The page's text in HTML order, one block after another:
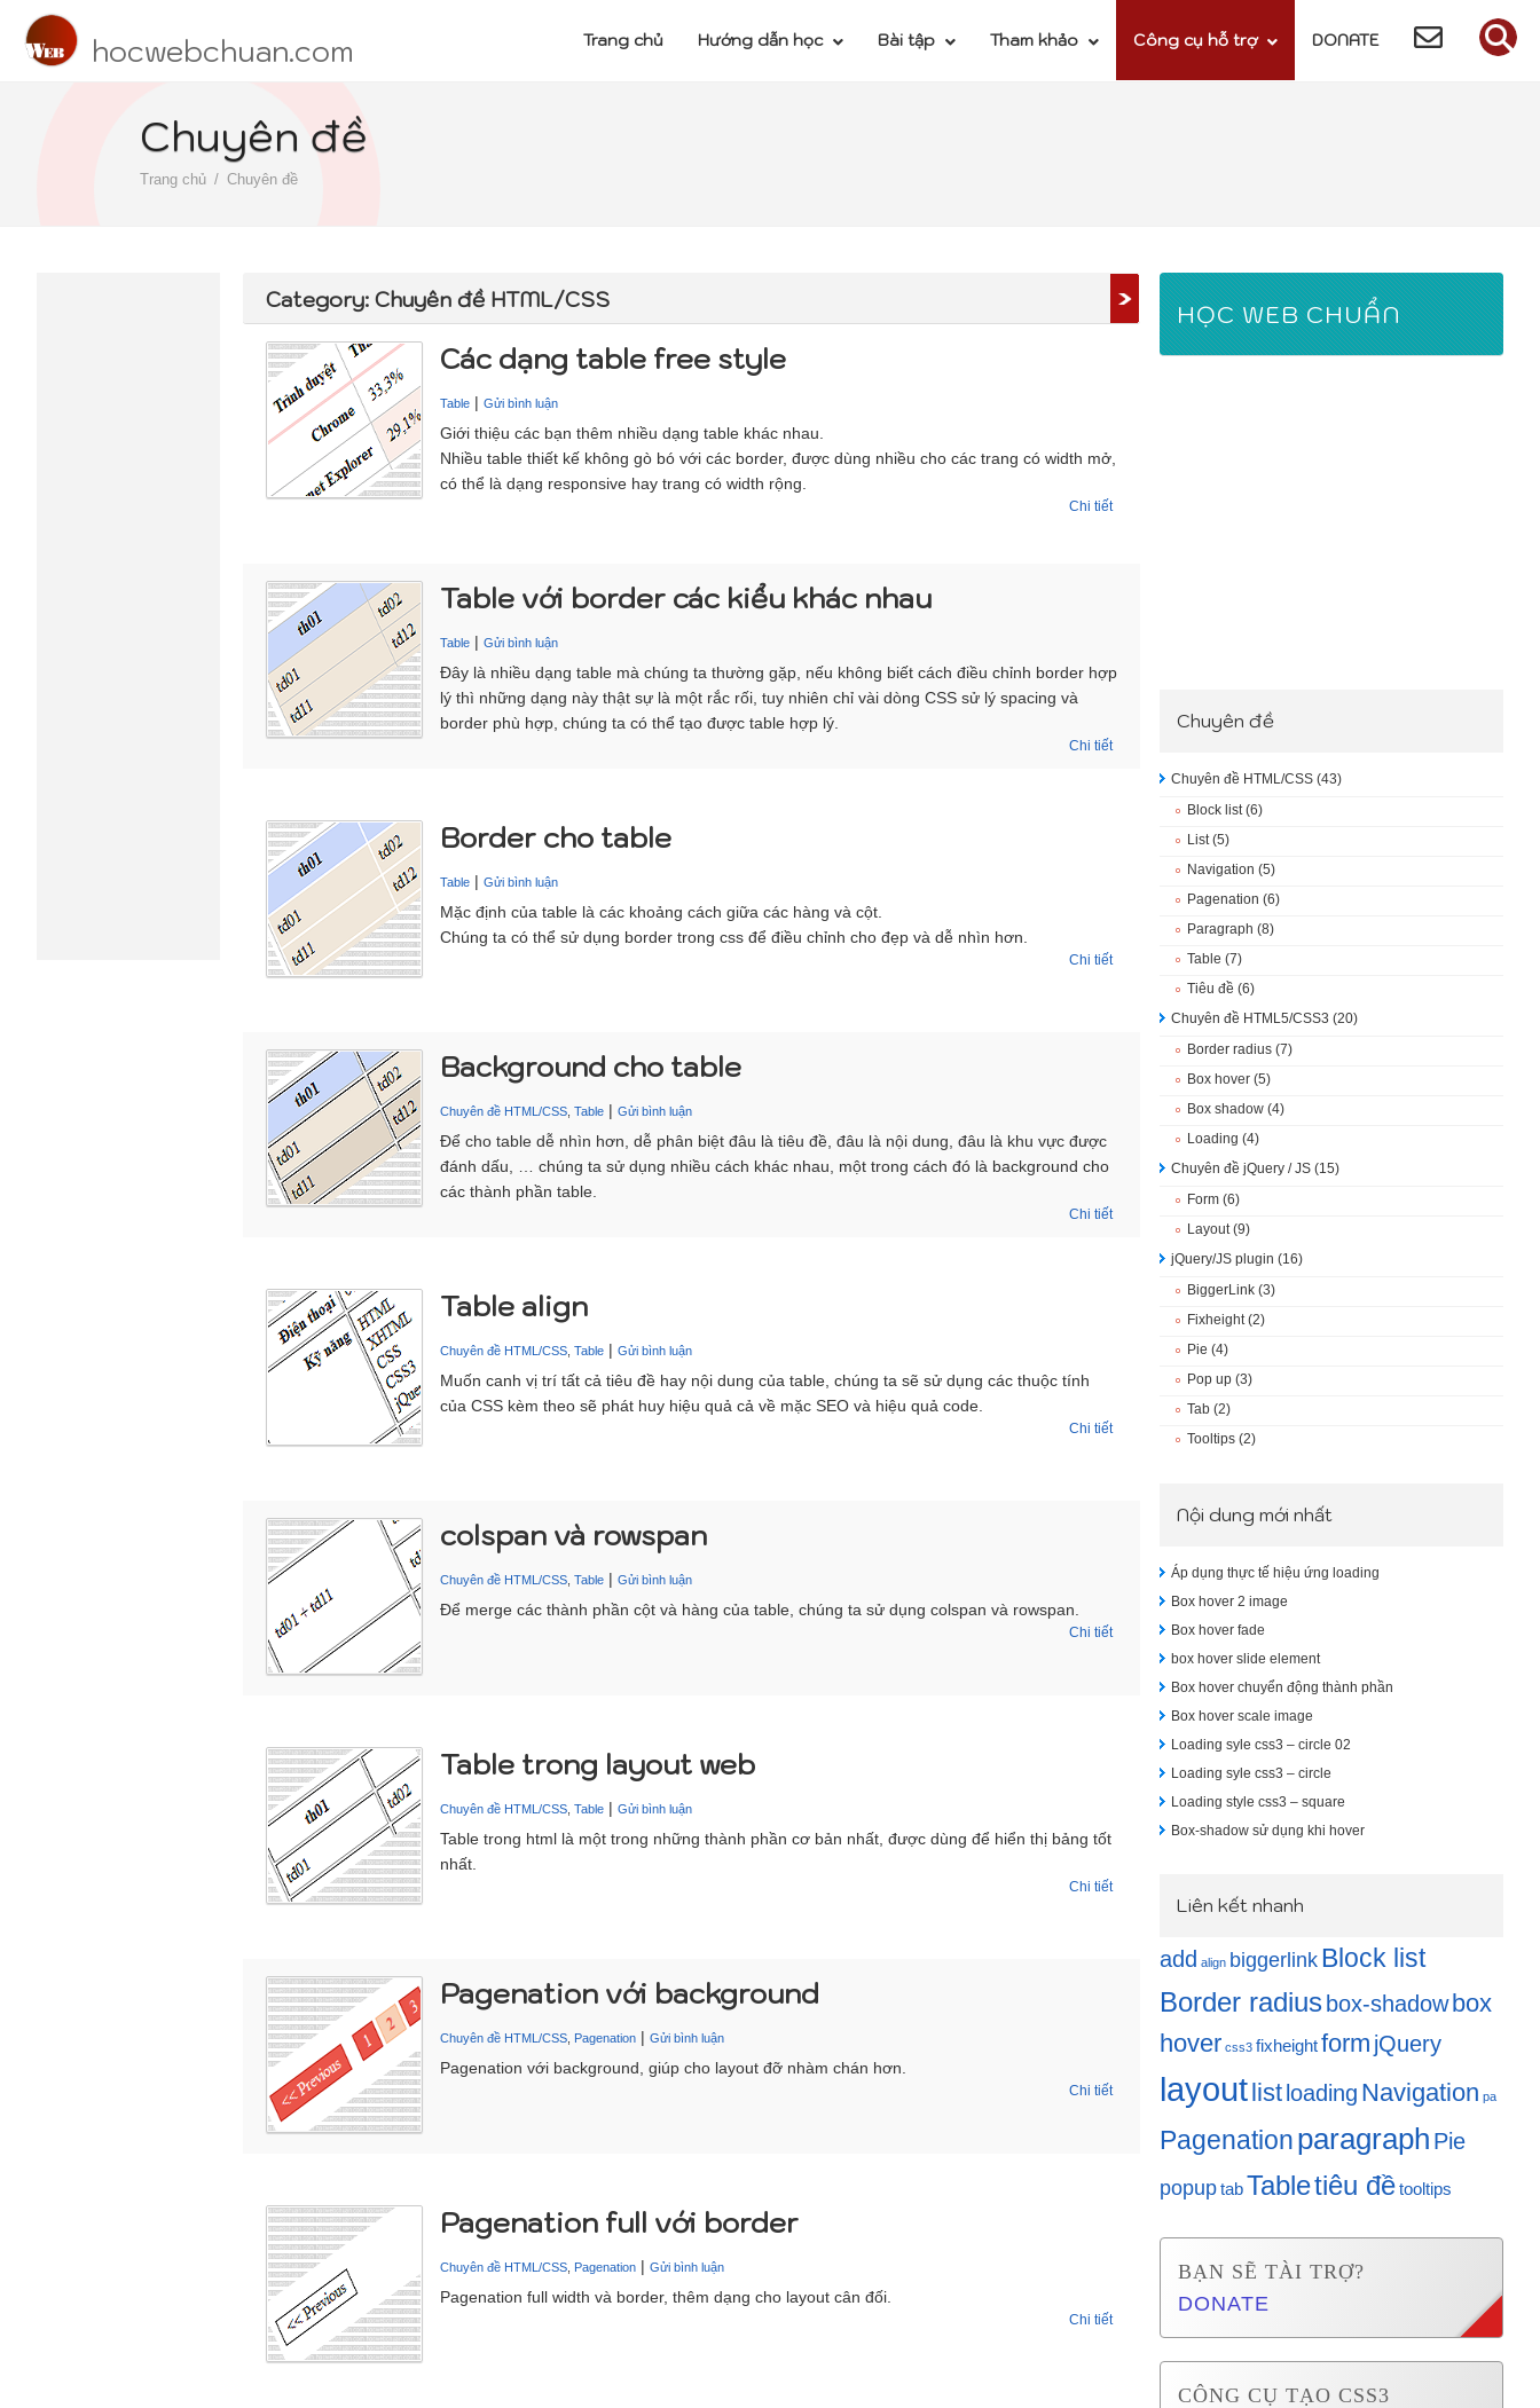
hocwebchuan.com Trang chủ Hướng dẫn học Bài tập Tham khảo Công cụ hỗ trợ DONATE
Chuyên đề
Trang chủ Chuyên đề
HỌC WEB CHUẨN
Chuyên đề
Chuyên đề HTML/CSS (43)
Block list(6)
List(5)
Navigation (5)
Pagenation (6)
Paragraph (8)
Table (7)
Tiêu đề (6)
Chuyên đề HTML5/CSS3 (20)
Border radius (7)
Box hover (5)
Box shadow (4)
Loading (4)
Chuyên đề jQuery / JS (15)
Form (6)
Layout(9)
jQuery/JS plugin (16)
BiggerLink (3)
Fixheight(2)
Pie (4)
Pop up (3)
Tab (2)
Tooltips (2)
Nội dung mới nhất
Áp dụng thực tế hiệu ứng loading
Box hover 2 image
Box hover fade
box hover slide element
Box hover chuyển động thành phần
Box hover scale image
Loading syle css3 – circle 02
Loading syle css3 – circle
Loading style css3 – square
Box-shadow sử dụng khi hover
Liên kết nhanh
add align biggerlink Block list
Border radius box-shadowbox
hover css3 fixheightform jQuery
layoutlist loading Navigation pa
Pagenationparagraph Pie
popuptabTabletiêu đềtooltips
BẠN SẼ TÀI TRỢ?
DONATE
CÔNG CỤ TẠO CSS3
Category: Chuyên đề HTML/CSS
Các dạng table free style
Table | Gửi bình luận
Giới thiệu các bạn thêm nhiều dạng table khác nhau.
Nhiều table thiết kế không gò bó với các border, được dùng nhiều cho các trang có width mở,
có thể là dạng responsive hay trang có width rộng.
Chi tiết
Table với border các kiểu khác nhau
Table | Gửi bình luận
Đây là nhiều dạng table mà chúng ta thường gặp, nếu không biết cách điều chỉnh border hợp
lý thì những dạng này thật sự là một rắc rối, tuy nhiên chỉ vài dòng CSS sử lý spacing và
border phù hợp, chúng ta có thể tạo được table hợp lý.
Chi tiết
Border cho table
Table | Gửi bình luận
Mặc định của table là các khoảng cách giữa các hàng và cột.
Chúng ta có thể sử dụng border trong css để điều chỉnh cho đẹp và dễ nhìn hơn.
Chi tiết
Background cho table
Chuyên đề HTML/CSS Table | Gửi bình luận
Để cho table dễ nhìn hơn, dễ phân biệt đâu là tiêu đề, đâu là nội dung, đâu là khu vực được
đánh dấu, … chúng ta sử dụng nhiều cách khác nhau, một trong cách đó là background cho
các thành phần table.
Chi tiết
Table align
Chuyên đề HTML/CSS Table | Gửi bình luận
Muốn canh vị trí tất cả tiêu đề hay nội dung của table, chúng ta sẽ sử dụng các thuộc tính
của CSS kèm theo sẽ phát huy hiệu quả cả về mặc SEO và hiệu quả code.
Chi tiết
colspan và rowspan
Chuyên đề HTML/CSS Table | Gửi bình luận
Để merge các thành phần cột và hàng của table, chúng ta sử dụng colspan và rowspan.
Chi tiết
Table trong layout web
Chuyên đề HTML/CSS Table | Gửi bình luận
Table trong html là một trong những thành phần cơ bản nhất, được dùng để hiển thị bảng tốt
nhất.
Chi tiết
Pagenation với background
Chuyên đề HTML/CSS Pagenation | Gửi bình luận
Pagenation với background, giúp cho layout đỡ nhàm chán hơn.
Chi tiết
Pagenation full với border
Chuyên đề HTML/CSS Pagenation | Gửi bình luận
Pagenation full width và border, thêm dạng cho layout cân đối.
Chi tiết